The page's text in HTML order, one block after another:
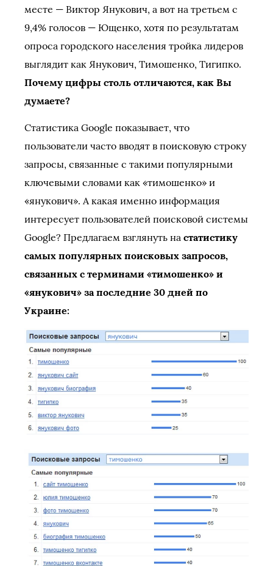
месте — Виктор Янукович, а вот на третьем с
9,4% голосов — Ющенко, хотя по результатам
опроса городского населения тройка лидеров
выглядит как Янукович, Тимошенко, Тигипко.
Почему цифры столь отличаются, как Вы
думаете?
Статистика Google показывает, что
пользователи часто вводят в поисковую строку
запросы, связанные с такими популярными
ключевыми словами как «тимошенко» и
«янукович». А какая именно информация
интересует пользователей поисковой системы
Google? Предлагаем взглянуть на статистику
самых популярных поисковых запросов,
связанных с терминами «тимошенко» и
«янукович» за последние 30 дней по
Украине: